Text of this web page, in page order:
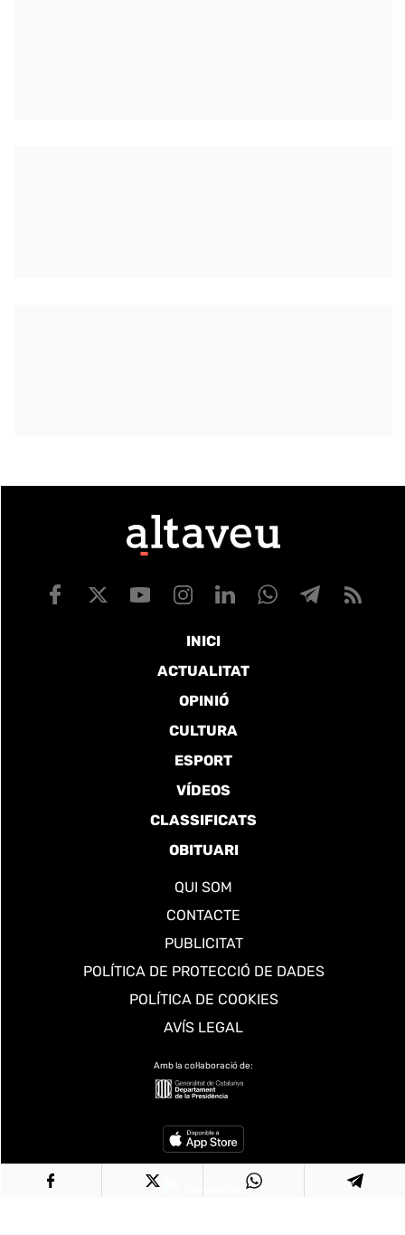
INICI
ACTUALITAT
OPINIÓ
CULTURA
ESPORT
VÍDEOS
CLASSIFICATS
OBITUARI
QUI SOM
CONTACTE
PUBLICITAT
POLÍTICA DE PROTECCIÓ DE DADES
POLÍTICA DE COOKIES
AVÍS LEGAL
Amb la col·laboració de: